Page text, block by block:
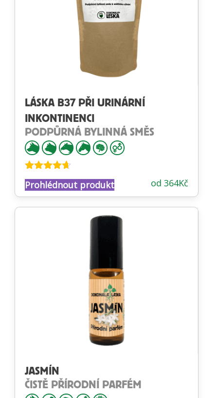
LÁSKA B37 PŘI URINÁRNÍ
INKONTINENCI
PODPŮRNÁ BYLINNÁ SMĚS
Hodnocení
4.60z 5 od 364Kč
Prohlédnout produkt
JASMÍN
ČISTĚ PŘÍRODNÍ PARFÉM